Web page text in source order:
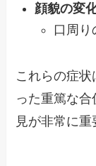
顔貌の変
口周り
これらの症
った重篤な
見が非常に重